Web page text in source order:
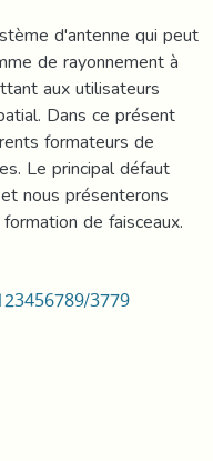
d'antenne qui peut
de rayonnement à
aux utilisateurs
Dans ce présent
formateurs de
Le principal défaut
nous présenterons
de faisceaux.
3779